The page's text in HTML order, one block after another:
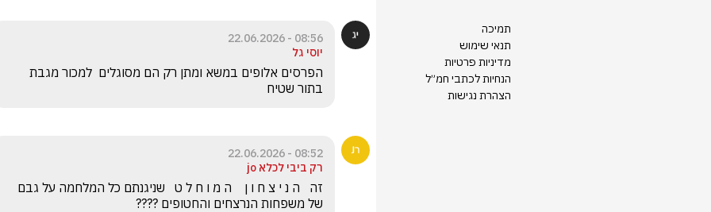
תמיכה
תנאי שימוש
מדיניות פרטיות
הנחיות לכתבי חמ״ל
הצהרת נגישות
08:56 - 22.06.2026
יוסי גל
בתור שטיח
08:52 - 22.06.2026
רק ביבי לכלא jo
של משפחות הנרצחים והחטופים ????